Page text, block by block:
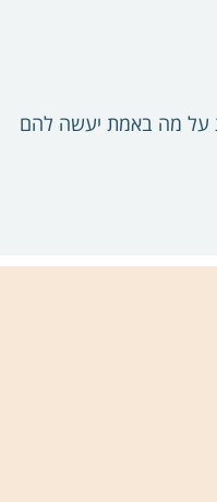
על מה באמת יעשה להם